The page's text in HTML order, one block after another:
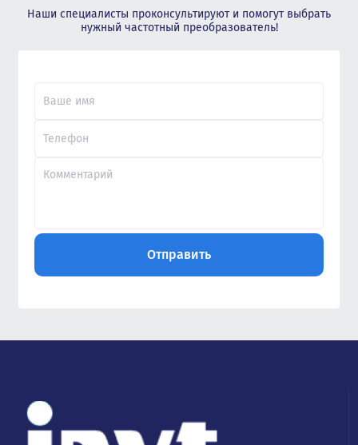
Наши специалисты проконсультируют и помогут выбрать
нужный частотный преобразователь!